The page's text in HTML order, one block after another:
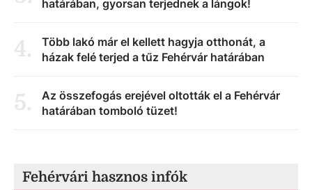
határában, gyorsan terjednek a lángok!
4.
Több lakó már el kellett hagyja otthonát, a
házak felé terjed a tűz Fehérvár határában
5.
Az összefogás erejével oltották el a Fehérvár
határában tomboló tüzet!
Fehérvári hasznos infók